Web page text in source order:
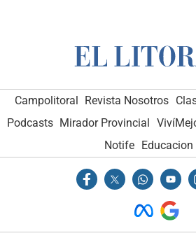
Campolitoral Revista Nosotros
Podcasts Mirador Provincial
Notife Educacion